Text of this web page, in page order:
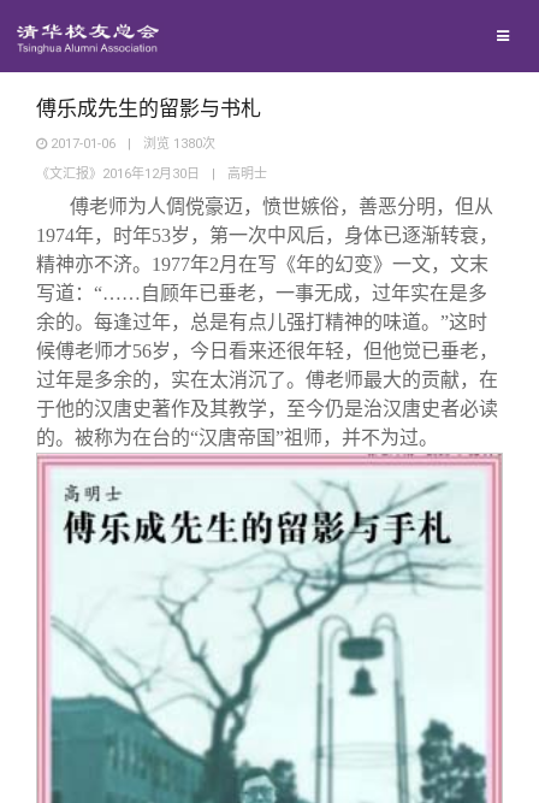
西南联大校友会
义工计划
新媒体平台
青春风采
校友文苑
校友讲坛
校友视界
校友服务
终身学习
信息化服务
三创大赛
实用信息
校友总会
总会简介
会长致辞
总会章程
理事会名单
关闭
傅乐成先生的留影与书札
2017-01-06 | 浏览 1380次
《文汇报》2016年12月30日
| 高明士
傅老师为人倜傥豪迈，愤世嫉俗，善恶分明，但从
1974年，时年53岁，第一次中风后，身体已逐渐转衰，
精神亦不济。1977年2月在写《年的幻变》一文，文末
写道：“……自顾年已垂老，一事无成，过年实在是多
余的。每逢过年，总是有点儿强打精神的味道。”这时
候傅老师才56岁，今日看来还很年轻，但他觉已垂老，
过年是多余的，实在太消沉了。傅老师最大的贡献，在
于他的汉唐史著作及其教学，至今仍是治汉唐史者必读
的。被称为在台的“汉唐帝国”祖师，并不为过。